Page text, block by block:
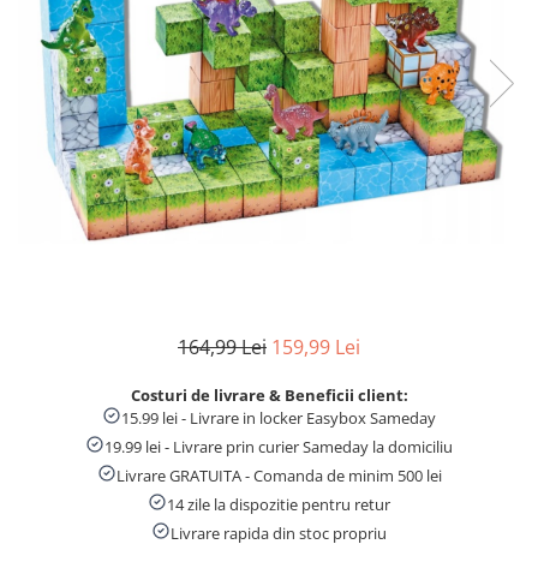
Tablite educative
164,99 Lei 159,99 Lei
Costuri de livrare & Beneficii client:
15.99 lei - Livrare in locker Easybox Sameday
19.99 lei - Livrare prin curier Sameday la domiciliu
Livrare GRATUITA - Comanda de minim 500 lei
14 zile la dispozitie pentru retur
Livrare rapida din stoc propriu